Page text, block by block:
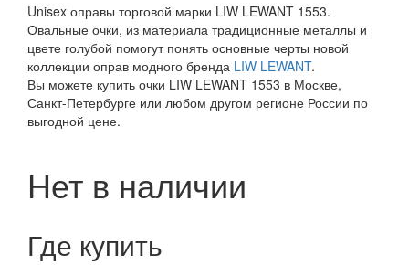
Unisex оправы торговой марки LIW LEWANT 1553.
Овальные очки, из материала традиционные металлы и
цвете голубой помогут понять основные черты новой
коллекции оправ модного бренда LIW LEWANT.
Вы можете купить очки LIW LEWANT 1553 в Москве,
Санкт-Петербурге или любом другом регионе России по
выгодной цене.
Нет в наличии
Где купить